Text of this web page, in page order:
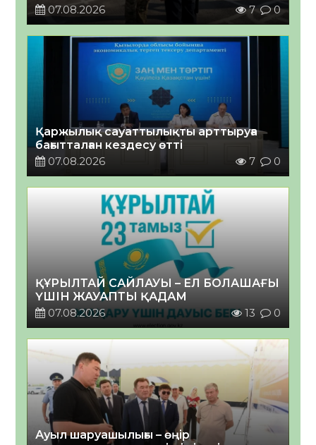
07.08.2026
7 0
Қаржылық сауаттылықты арттыруға
бағытталған кездесу өтті
07.08.2026
7 0
ҚҰРЫЛТАЙ САЙЛАУЫ – ЕЛ БОЛАШАҒЫ
ҮШІН ЖАУАПТЫ ҚАДАМ
07.08.2026
13 0
Ауыл шаруашылығы – өңір